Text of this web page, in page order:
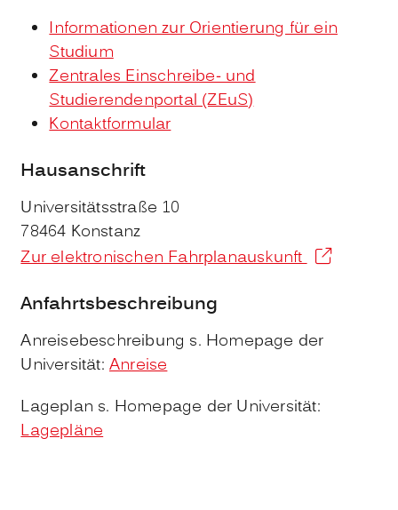
Informationen zur Orientierung für ein
Studium
Zentrales Einschreibe- und
Studierendenportal (ZEuS)
Kontaktformular
Hausanschrift
Universitätsstraße 10
78464 Konstanz
Zur elektronischen Fahrplanauskunft
Anfahrtsbeschreibung
Anreisebeschreibung s. Homepage der
Universität: Anreise
Lageplan s. Homepage der Universität:
Lagepläne